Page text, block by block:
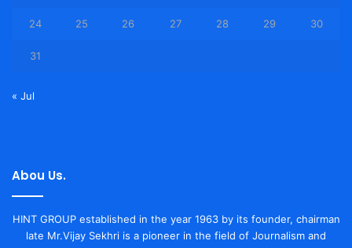
24 25 26 27 28 29 30
31
« Jul
Abou Us.
HINT GROUP established in the year 1963 by its founder, chairman
late Mr.Vijay Sekhri is a pioneer in the field of Journalism and